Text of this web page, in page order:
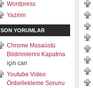
Wordpress
Yazılım
SON YORUMLAR
Chrome Masaüstü
Bildirimlerini Kapatma
için can
Youtube Video
Önbellekleme Sorunu